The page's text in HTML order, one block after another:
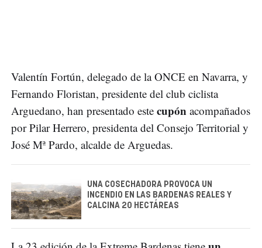
Valentín Fortún, delegado de la ONCE en Navarra, y
Fernando Floristan, presidente del club ciclista
Arguedano, han presentado este cupón acompañados
por Pilar Herrero, presidenta del Consejo Territorial y
José Mª Pardo, alcalde de Arguedas.
UNA COSECHADORA PROVOCA UN
INCENDIO EN LAS BARDENAS REALES Y
CALCINA 20 HECTÁREAS